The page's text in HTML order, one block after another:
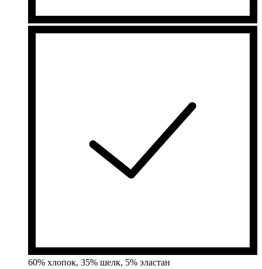
60% хлопок, 35% шелк, 5% эластан